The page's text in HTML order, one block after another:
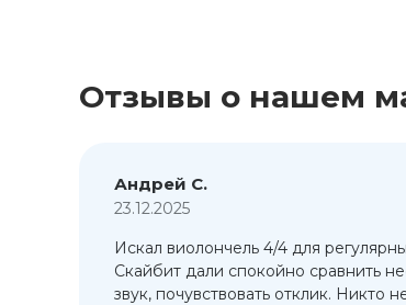
Отзывы о нашем
Андрей С.
23.12.2025
Искал виолончель 4/4 для
Скайбит дали спокойно сравнить
звук, почувствовать отклик. Никто